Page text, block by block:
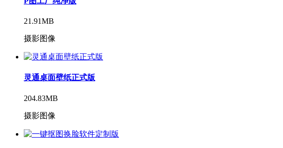
21.91MB
摄影图像
灵通桌面壁纸正式版
204.83MB
摄影图像